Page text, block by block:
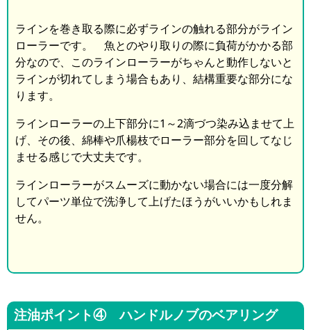
ラインを巻き取る際に必ずラインの触れる部分がライン
ローラーです。 魚とのやり取りの際に負荷がかかる部
分なので、このラインローラーがちゃんと動作しないと
ラインが切れてしまう場合もあり、結構重要な部分にな
ります。
ラインローラーの上下部分に1～2滴づつ染み込ませて上
げ、その後、綿棒や爪楊枝でローラー部分を回してなじ
ませる感じで大丈夫です。
ラインローラーがスムーズに動かない場合には一度分解
してパーツ単位で洗浄して上げたほうがいいかもしれま
せん。
注油ポイント④ ハンドルノブのベアリング